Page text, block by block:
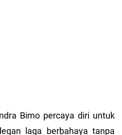
Bimo percaya diri untuk
laga berbahaya tanpa